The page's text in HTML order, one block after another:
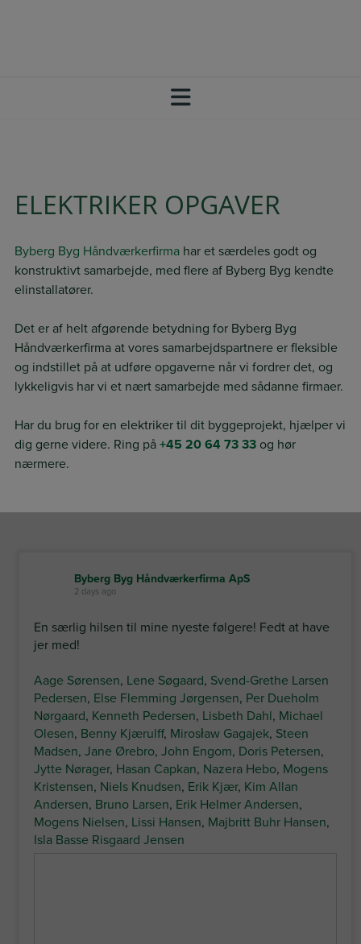
ELEKTRIKER OPGAVER
Byberg Byg Håndværkerfirmahar et særdeles godt og
konstruktivt samarbejde, med flere af Byberg Byg kendte
elinstallatører.
Det er af helt afgørende betydning for Byberg Byg
Håndværkerfirma at vores samarbejdspartnere er fleksible
og indstillet på at udføre opgaverne når vi fordrer det, og
lykkeligvis har vi et nært samarbejde med sådanne firmaer.​
Har du brug for en elektriker til dit byggeprojekt, hjælper vi
dig gerne videre. Ring på +45 20 64 73 33og hør
nærmere.
Byberg Byg Håndværkerfirma ApS
2 days ago
En særlig hilsen til mine nyeste følgere! Fedt at have
jer med!
Aage Sørensen, Lene Søgaard, Svend-Grethe Larsen
Pedersen, Else Flemming Jørgensen, Per Dueholm
Nørgaard, Kenneth Pedersen, Lisbeth Dahl, Michael
Olesen, Benny Kjærulff, Mirosław Gagajek, Steen
Madsen,Jane Ørebro,John Engom, Doris Petersen,
Jytte Nørager, Hasan Capkan, Nazera Hebo, Mogens
Kristensen, Niels Knudsen, Erik Kjær, Kim Allan
Andersen, Bruno Larsen, Erik Helmer Andersen,
Mogens Nielsen, Lissi Hansen, Majbritt Buhr Hansen,
Isla Basse Risgaard Jensen